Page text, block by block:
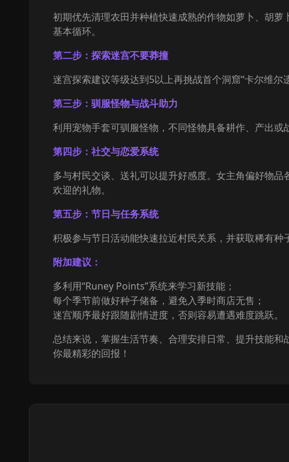
初期优先清理农田并种植快速成熟的作物如萝卜、胡
基本循环。
第二步：探索迷宫不要莽撞
迷宫探索建议等级达到5以上再挑战首个洞窟“卡尔维尔
第三步：驯服怪物与战斗助力
利用宠物手套可驯服怪物，不同怪物具备耕作、产出
第四步：社交与恋爱系统
多与村民交谈、送礼可以提升好感度。女主角偏好物
欢迎的礼物。
第五步：节日与任务系统
积极参与节日活动能快速拉近村民关系，并获取稀有种
附加建议：
多利用“Runey Points”系统来学习新技能；
每个季节前做好种子储备，避免入季时商店无售；
迷宫顺序最好跟随剧情进度，否则容易遭遇难度跳跃。
总结来说，掌握生活节奏、合理安排日常、提升技能
你最精彩的回报！